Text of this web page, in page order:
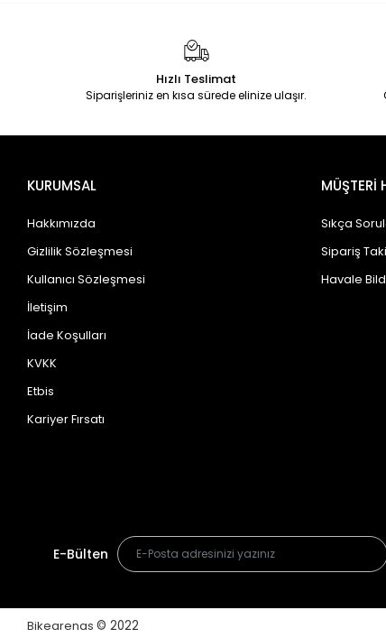
Hızlı Teslimat
Siparişleriniz en kısa sürede elinize ulaşır.
KURUMSAL
Hakkımızda
Gizlilik Sözleşmesi
Kullanıcı Sözleşmesi
İletişim
İade Koşulları
KVKK
Etbis
Kariyer Fırsatı
MÜŞTERİ
Sıkça
Sipariş
Havale
E-Bülten
Bikearenas© 2022